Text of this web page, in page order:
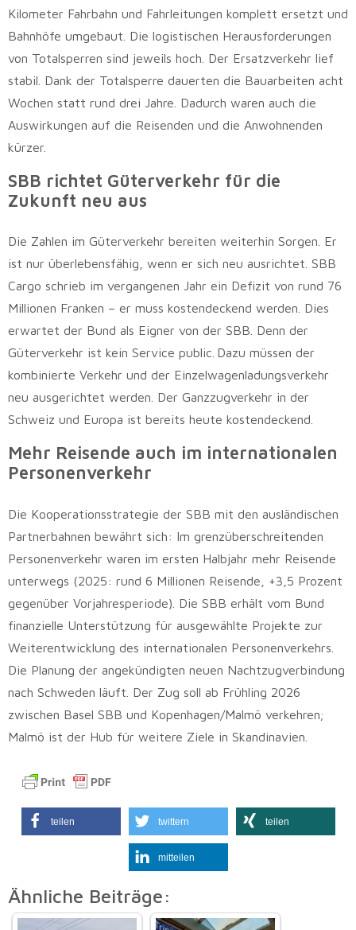
Kilometer Fahrbahn und Fahrleitungen komplett ersetzt und
Bahnhöfe umgebaut. Die logistischen Herausforderungen
von Totalsperren sind jeweils hoch. Der Ersatzverkehr lief
stabil. Dank der Totalsperre dauerten die Bauarbeiten acht
Wochen statt rund drei Jahre. Dadurch waren auch die
Auswirkungen auf die Reisenden und die Anwohnenden
kürzer.
SBB richtet Güterverkehr für die
Zukunft neu aus
Die Zahlen im Güterverkehr bereiten weiterhin Sorgen. Er
ist nur überlebensfähig, wenn er sich neu ausrichtet. SBB
Cargo schrieb im vergangenen Jahr ein Defizit von rund 76
Millionen Franken – er muss kostendeckend werden. Dies
erwartet der Bund als Eigner von der SBB. Denn der
Güterverkehr ist kein Service public. Dazu müssen der
kombinierte Verkehr und der Einzelwagenladungsverkehr
neu ausgerichtet werden. Der Ganzzugverkehr in der
Schweiz und Europa ist bereits heute kostendeckend.
Mehr Reisende auch im internationalen
Personenverkehr
Die Kooperationsstrategie der SBB mit den ausländischen
Partnerbahnen bewährt sich: Im grenzüberschreitenden
Personenverkehr waren im ersten Halbjahr mehr Reisende
unterwegs (2025: rund 6 Millionen Reisende, +3,5 Prozent
gegenüber Vorjahresperiode). Die SBB erhält vom Bund
finanzielle Unterstützung für ausgewählte Projekte zur
Weiterentwicklung des internationalen Personenverkehrs.
Die Planung der angekündigten neuen Nachtzugverbindung
nach Schweden läuft. Der Zug soll ab Frühling 2026
zwischen Basel SBB und Kopenhagen/Malmö verkehren;
Malmö ist der Hub für weitere Ziele in Skandinavien.
teilen twittern teilen
mitteilen
Ähnliche Beiträge: